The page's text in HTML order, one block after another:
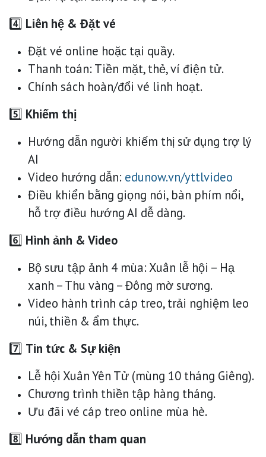
4️⃣ Liên hệ & Đặt vé
Đặt vé online hoặc tại quầy.
Thanh toán: Tiền mặt, thẻ, ví điện tử.
Chính sách hoàn/đổi vé linh hoạt.
5️⃣ Khiếm thị
Hướng dẫn người khiếm thị sử dụng trợ lý
AI
Video hướng dẫn: edunow.vn/yttlvideo
Điều khiển bằng giọng nói, bàn phím nổi,
hỗ trợ điều hướng AI dễ dàng.
6️⃣ Hình ảnh & Video
Bộ sưu tập ảnh 4 mùa: Xuân lễ hội – Hạ
xanh – Thu vàng – Đông mờ sương.
Video hành trình cáp treo, trải nghiệm leo
núi, thiền & ẩm thực.
7️⃣ Tin tức & Sự kiện
Lễ hội Xuân Yên Tử (mùng 10 tháng Giêng).
Chương trình thiền tập hàng tháng.
Ưu đãi vé cáp treo online mùa hè.
8️⃣ Hướng dẫn tham quan